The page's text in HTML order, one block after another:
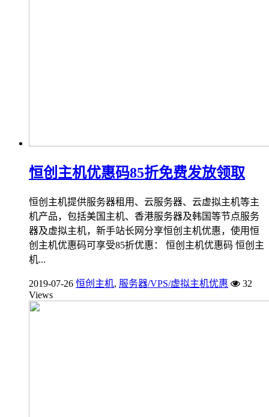
恒创主机优惠码85折免费发放领取
恒创主机提供服务器租用、云服务器、云虚拟主机等主
机产品，包括美国主机、香港服务器及韩国等节点服务
器及虚拟主机，新手站长网分享恒创主机优惠，使用恒
创主机优惠码可享受85折优惠： 恒创主机优惠码 恒创主
机...
2019-07-26 恒创主机, 服务器/VPS/虚拟主机优惠
32
Views